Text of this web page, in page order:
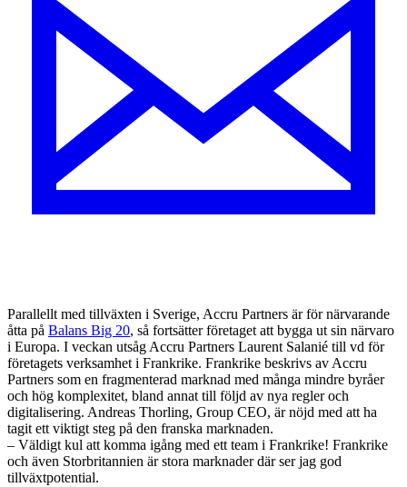
Parallellt med tillväxten i Sverige, Accru Partners är för närvarande
åtta på Balans Big 20, så fortsätter företaget att bygga ut sin närvaro
i Europa. I veckan utsåg Accru Partners Laurent Salanié till vd för
företagets verksamhet i Frankrike. Frankrike beskrivs av Accru
Partners som en fragmenterad marknad med många mindre byråer
och hög komplexitet, bland annat till följd av nya regler och
digitalisering. Andreas Thorling, Group CEO, är nöjd med att ha
tagit ett viktigt steg på den franska marknaden.
– Väldigt kul att komma igång med ett team i Frankrike! Frankrike
och även Storbritannien är stora marknader där ser jag god
tillväxtpotential.